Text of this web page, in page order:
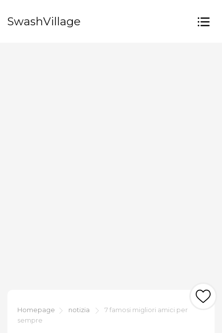
SwashVillage
Homepage notizia
7 famosi migliori amici per
sempre